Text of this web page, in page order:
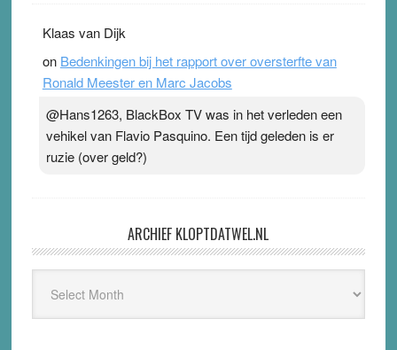
Klaas van Dijk
on Bedenkingen bij het rapport over oversterfte van
Ronald Meester en Marc Jacobs
@Hans1263, BlackBox TV was in het verleden een
vehikel van Flavio Pasquino. Een tijd geleden is er
ruzie (over geld?)
ARCHIEF KLOPTDATWEL.NL
Kloptdatwel.nl